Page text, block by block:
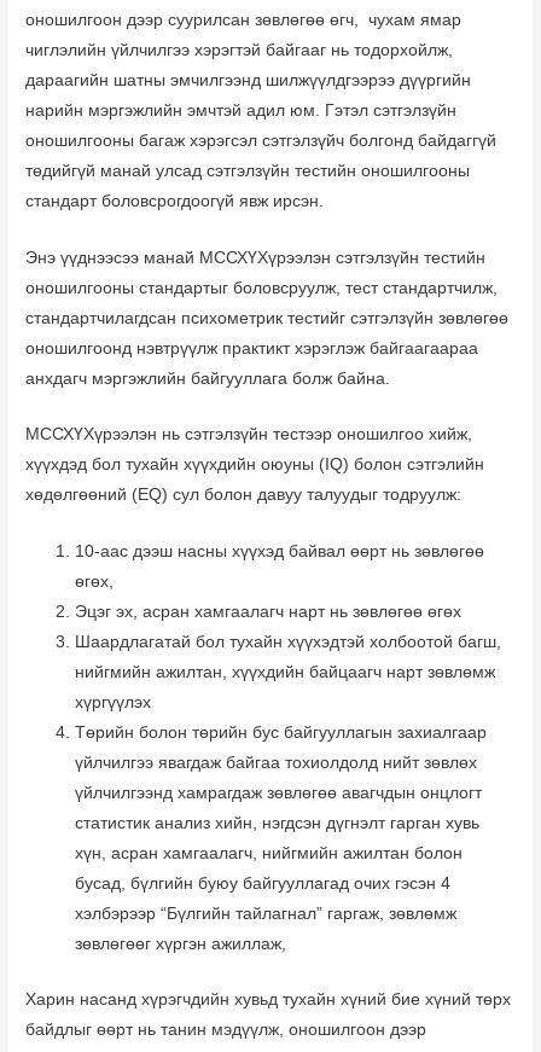
оношилгоон дээр суурилсан зөвлөгөө өгч, чухам ямар
чиглэлийн үйлчилгээ хэрэгтэй байгааг нь тодорхойлж,
дараагийн шатны эмчилгээнд шилжүүлдгээрээ дүүргийн
нарийн мэргэжлийн эмчтэй адил юм. Гэтэл сэтгэлзүйн
оношилгооны багаж хэрэгсэл сэтгэлзүйч болгонд байдаггүй
төдийгүй манай улсад сэтгэлзүйн тестийн оношилгооны
стандарт боловсрогдоогүй явж ирсэн.
Энэ үүднээсээ манай МССХҮХүрээлэн сэтгэлзүйн тестийн
оношилгооны стандартыг боловсруулж, тест стандартчилж,
стандартчилагдсан психометрик тестийг сэтгэлзүйн зөвлөгөө
оношилгоонд нэвтрүүлж практикт хэрэглэж байгаагаараа
анхдагч мэргэжлийн байгууллага болж байна.
МССХҮХүрээлэн нь сэтгэлзүйн тестээр оношилгоо хийж,
хүүхдэд бол тухайн хүүхдийн оюуны (IQ) болон сэтгэлийн
хөдөлгөөний (EQ) сул болон давуу талуудыг тодруулж:
10-аас дээш насны хүүхэд байвал өөрт нь зөвлөгөө
өгөх,
Эцэг эх, асран хамгаалагч нарт нь зөвлөгөө өгөх
Шаардлагатай бол тухайн хүүхэдтэй холбоотой багш,
нийгмийн ажилтан, хүүхдийн байцаагч нарт зөвлөмж
хүргүүлэх
Төрийн болон төрийн бус байгууллагын захиалгаар
үйлчилгээ явагдаж байгаа тохиолдолд нийт зөвлөх
үйлчилгээнд хамрагдаж зөвлөгөө авагчдын онцлогт
статистик анализ хийн, нэгдсэн дүгнэлт гарган хувь
хүн, асран хамгаалагч, нийгмийн ажилтан болон
бусад, бүлгийн буюу байгууллагад очих гэсэн 4
хэлбэрээр “Бүлгийн тайлагнал” гаргаж, зөвлөмж
зөвлөгөөг хүргэн ажиллаж,
Харин насанд хүрэгчдийн хувьд тухайн хүний бие хүний төрх
байдлыг өөрт нь танин мэдүүлж, оношилгоон дээр